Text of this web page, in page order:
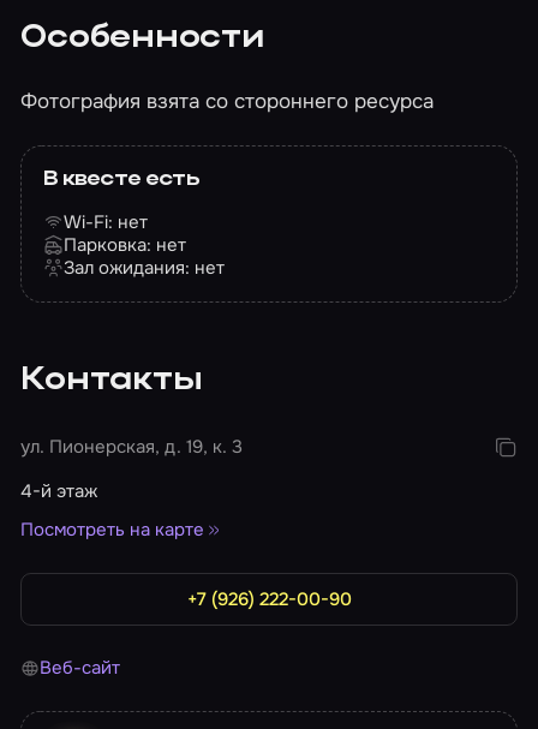
Особенности
Фотография взята со стороннего ресурса
В квесте есть
Wi-Fi: нет
Парковка: нет
Зал ожидания: нет
Контакты
ул. Пионерская, д. 19, к. 3
4-й этаж
Посмотреть на карте
+7 (926) 222-00-90
Веб-сайт